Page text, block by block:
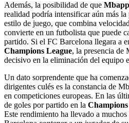
Además, la posibilidad de que
realidad podría intensificar aún más
estilo de juego, que combina
convierte en un futbolista que puede
partido. Si el FC Barcelona llegara a
Champions League, la presencia de
decisivo en la eliminación del equipo
Un dato sorprendente que ha
dirigentes culés es la constancia de
en competiciones europeas. En las
de goles por partido en la
Este rendimiento ha llevado a